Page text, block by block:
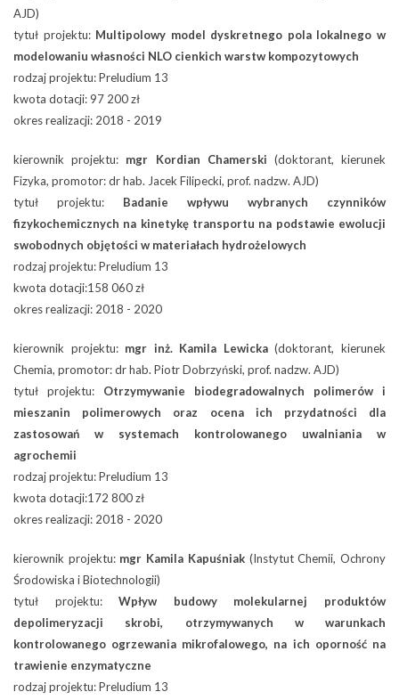
AJD)
tytuł projektu: Multipolowy model dyskretnego pola lokalnego w
modelowaniu własności NLO cienkich warstw kompozytowych
rodzaj projektu: Preludium 13
kwota dotacji: 97 200 zł
okres realizacji: 2018 - 2019
kierownik projektu: mgr Kordian Chamerski (doktorant, kierunek
Fizyka, promotor: dr hab. Jacek Filipecki, prof. nadzw. AJD)
tytuł projektu: Badanie wpływu wybranych czynników
fizykochemicznych na kinetykę transportu na podstawie ewolucji
swobodnych objętości w materiałach hydrożelowych
rodzaj projektu: Preludium 13
kwota dotacji:158 060 zł
okres realizacji: 2018 - 2020
kierownik projektu: mgr inż. Kamila Lewicka(doktorant, kierunek
Chemia, promotor: dr hab. Piotr Dobrzyński, prof. nadzw. AJD)
tytuł projektu: Otrzymywanie biodegradowalnych polimerów i
mieszanin polimerowych oraz ocena ich przydatności dla
zastosowań w systemach kontrolowanego uwalniania w
agrochemii
rodzaj projektu: Preludium 13
kwota dotacji:172 800 zł
okres realizacji: 2018 - 2020
kierownik projektu: mgr Kamila Kapuśniak(Instytut Chemii, Ochrony
Środowiska i Biotechnologii)
tytuł projektu:Wpływ budowy molekularnej produktów
depolimeryzacji skrobi, otrzymywanych w warunkach
kontrolowanego ogrzewania mikrofalowego, na ich oporność na
trawienie enzymatyczne
rodzaj projektu: Preludium 13